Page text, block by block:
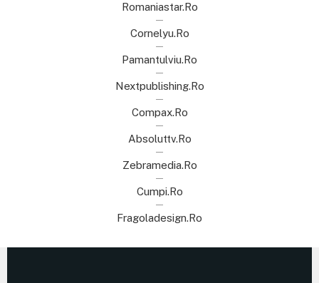
Romaniastar.ro
Cornelyu.ro
Pamantulviu.ro
Nextpublishing.ro
Compax.ro
Absoluttv.ro
Zebramedia.ro
Cumpi.ro
Fragoladesign.ro